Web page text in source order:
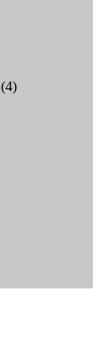
(4)